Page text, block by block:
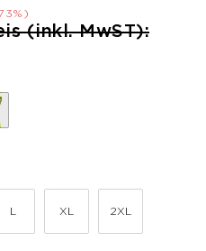
(inkl. MwST):
L XL 2XL